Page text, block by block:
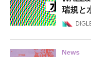
瑞規と
News